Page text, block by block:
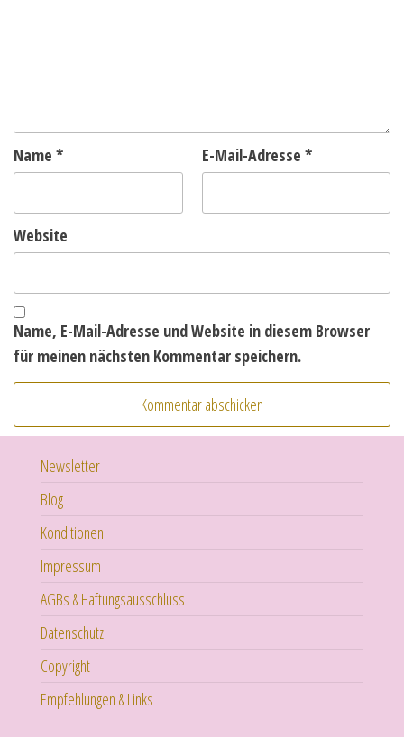
Name * E-Mail-Adresse *
Website
Name, E-Mail-Adresse und Website in diesem Browser
für meinen nächsten Kommentar speichern.
Newsletter
Blog
Konditionen
Impressum
AGBs & Haftungsausschluss
Datenschutz
Copyright
Empfehlungen & Links